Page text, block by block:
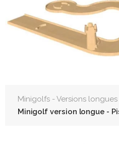
Minigolfs - Versions longues
Minigolf version longue -